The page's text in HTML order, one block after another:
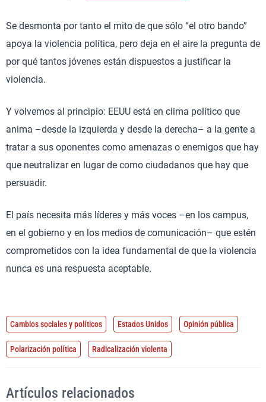
Se desmonta por tanto el mito de que sólo “el otro bando”
apoya la violencia política, pero deja en el aire la pregunta de
por qué tantos jóvenes están dispuestos a justificar la
violencia.
Y volvemos al principio: EEUU está en clima político que
anima –desde la izquierda y desde la derecha– a la gente a
tratar a sus oponentes como amenazas o enemigos que hay
que neutralizar en lugar de como ciudadanos que hay que
persuadir.
El país necesita más líderes y más voces –en los campus,
en el gobierno y en los medios de comunicación– que estén
comprometidos con la idea fundamental de que la violencia
nunca es una respuesta aceptable.
Cambios sociales y políticos Estados Unidos Opinión pública
Polarización política Radicalización violenta
Artículos relacionados